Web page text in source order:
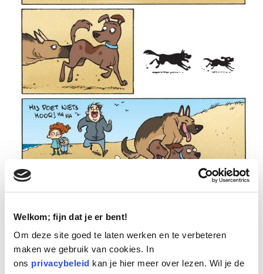
Welkom; fijn dat je er bent!
Om deze site goed te laten werken en te verbeteren
maken we gebruik van cookies. In
ons privacybeleid kan je hier meer over lezen. Wil je de
Het juist antwoord is antwoord B:
Leid je hond rustig weg, want contact moet voor
beide honden leuk zijn.
Als het contact niet voor beide honden leuk is,